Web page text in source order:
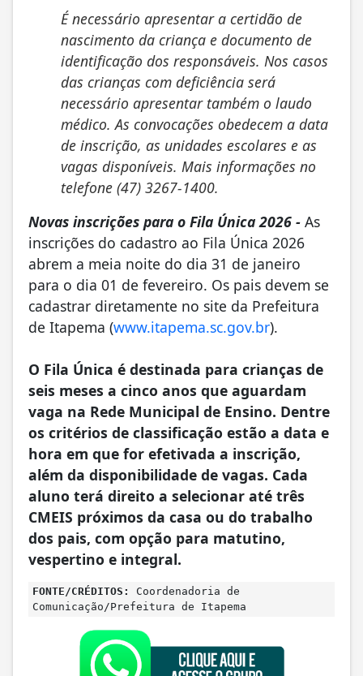
É necessário apresentar a certidão de
nascimento da criança e documento de
identificação dos responsáveis. Nos casos
das crianças com deficiência será
necessário apresentar também o laudo
médico. As convocações obedecem a data
de inscrição, as unidades escolares e as
vagas disponíveis. Mais informações no
telefone (47) 3267-1400.
Novas inscrições para o Fila Única 2026 - As
inscrições do cadastro ao Fila Única 2026
abrem a meia noite do dia 31 de janeiro
para o dia 01 de fevereiro. Os pais devem se
cadastrar diretamente no site da Prefeitura
de Itapema (www.itapema.sc.gov.br).
O Fila Única é destinada para crianças de
seis meses a cinco anos que aguardam
vaga na Rede Municipal de Ensino. Dentre
os critérios de classificação estão a data e
hora em que for efetivada a inscrição,
além da disponibilidade de vagas. Cada
aluno terá direito a selecionar até três
CMEIS próximos da casa ou do trabalho
dos pais, com opção para matutino,
vespertino e integral.
FONTE/CRÉDITOS:
Coordenadoria de
Comunicação/Prefeitura de Itapema